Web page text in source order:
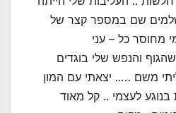
שם במספר קצר של
מחוסר כל – עני
והנפש שלי בוגדים
משם ….. יצאתי עם המון
בנוגע לעצמי .. קל מאוד